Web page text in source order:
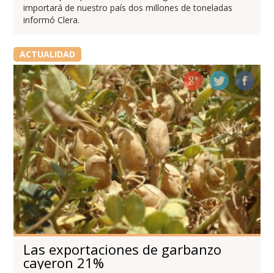
importará de nuestro país dos millones de toneladas
informó Clera.
ACTUALIDAD
Las exportaciones de garbanzo
cayeron 21%